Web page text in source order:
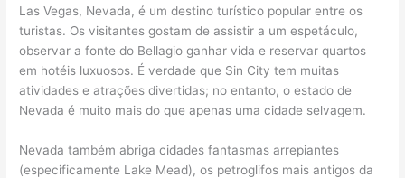
Las Vegas, Nevada, é um destino turístico popular entre os
turistas. Os visitantes gostam de assistir a um espetáculo,
observar a fonte do Bellagio ganhar vida e reservar quartos
em hotéis luxuosos. É verdade que Sin City tem muitas
atividades e atrações divertidas; no entanto, o estado de
Nevada é muito mais do que apenas uma cidade selvagem.
Nevada também abriga cidades fantasmas arrepiantes
(especificamente Lake Mead), os petroglifos mais antigos da